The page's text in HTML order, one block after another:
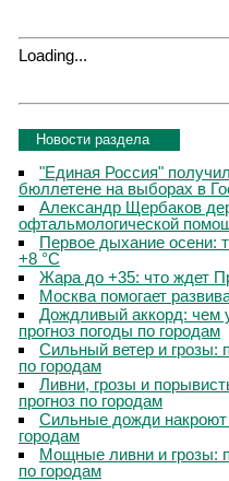
Loading...
Новости раздела
"Единая Россия"
бюллетене на выборах в
Александр Щербаков
офтальмологической
Первое дыхание осени:
+8 °C
Жара до +35: что ждет
Москва помогает
Дождливый аккорд: чем
прогноз погоды по городам
Сильный ветер и грозы:
по городам
Ливни, грозы и
прогноз по городам
Сильные дожди
городам
Мощные ливни и грозы:
по городам